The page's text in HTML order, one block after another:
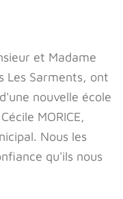
et Madame
Les Sarments, ont
nouvelle école
MORICE,
Nous les
qu'ils nous